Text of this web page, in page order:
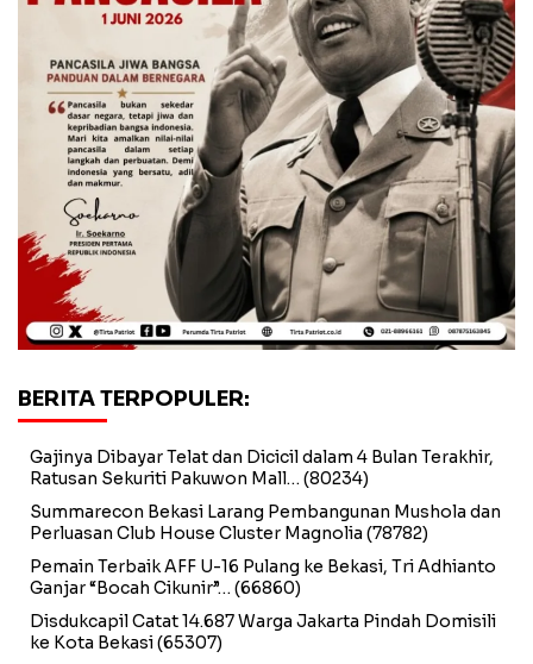
BERITA TERPOPULER:
Gajinya Dibayar Telat dan Dicicil dalam 4 Bulan Terakhir,
Ratusan Sekuriti Pakuwon Mall… (80234)
Summarecon Bekasi Larang Pembangunan Mushola dan
Perluasan Club House Cluster Magnolia (78782)
Pemain Terbaik AFF U-16 Pulang ke Bekasi, Tri Adhianto
Ganjar “Bocah Cikunir”… (66860)
Disdukcapil Catat 14.687 Warga Jakarta Pindah Domisili
ke Kota Bekasi(65307)